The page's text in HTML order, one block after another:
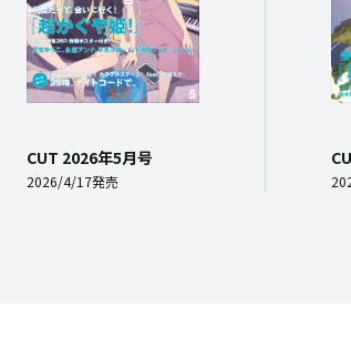
CUT 2026年5月号
2026/4/17発売